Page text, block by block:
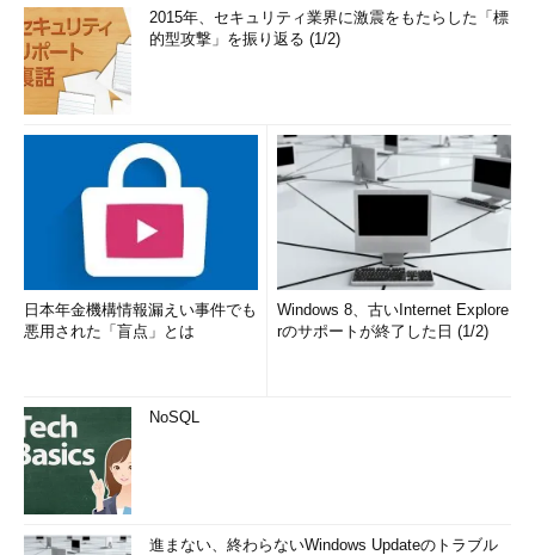
2015年、セキュリティ業界に激震をもたらした「標
的型攻撃」を振り返る (1/2)
日本年金機構情報漏えい事件でも
悪用された「盲点」とは
Windows 8、古いInternet Explore
rのサポートが終了した日 (1/2)
NoSQL
進まない、終わらないWindows Updateのトラブル